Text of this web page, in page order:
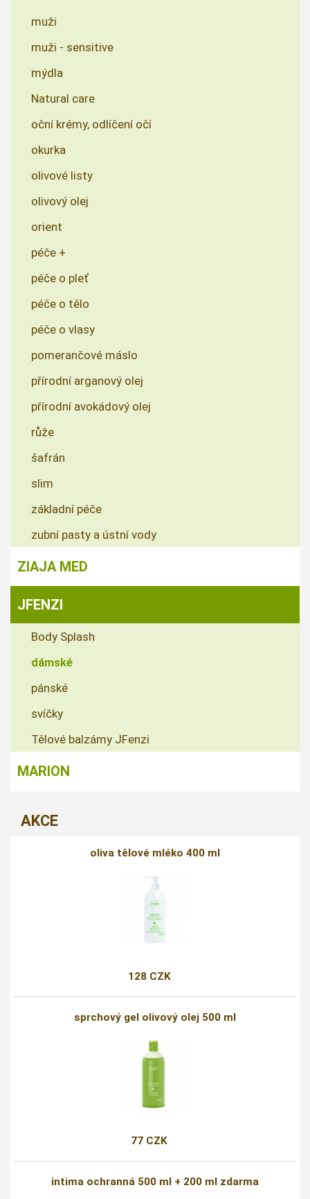
muži
muži - sensitive
mýdla
Natural care
oční krémy, odlíčení očí
okurka
olivové listy
olivový olej
orient
péče +
péče o pleť
péče o tělo
péče o vlasy
pomerančové máslo
přírodní arganový olej
přírodní avokádový olej
růže
šafrán
slim
základní péče
zubní pasty a ústní vody
ZIAJA MED
JFENZI
Body Splash
dámské
pánské
svíčky
Tělové balzámy JFenzi
MARION
AKCE
oliva tělové mléko 400 ml
128 CZK
sprchový gel olivový olej 500 ml
77 CZK
intima ochranná 500 ml + 200 ml zdarma